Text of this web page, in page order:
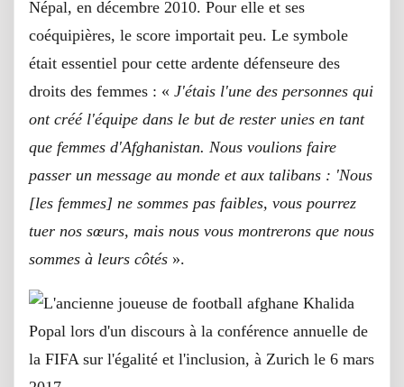
Népal, en décembre 2010. Pour elle et ses
coéquipières, le score importait peu. Le symbole
était essentiel pour cette ardente défenseure des
droits des femmes : « J'étais l'une des personnes qui
ont créé l'équipe dans le but de rester unies en tant
que femmes d'Afghanistan. Nous voulions faire
passer un message au monde et aux talibans : 'Nous
[les femmes] ne sommes pas faibles, vous pourrez
tuer nos sœurs, mais nous vous montrerons que nous
sommes à leurs côtés ».